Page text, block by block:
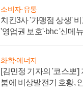
소비자·유통
치킨3사 '가맹점 상생'
'영업권 보호'·bhc '신메
화학·에너지
[김민정 기자의 '코스뽀']
붐에 비상발전기 호황,